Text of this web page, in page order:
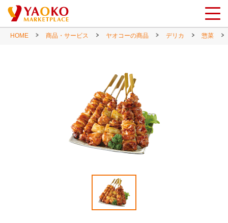
HOME 商品・サービス ヤオコーの商品 デリカ 惣菜